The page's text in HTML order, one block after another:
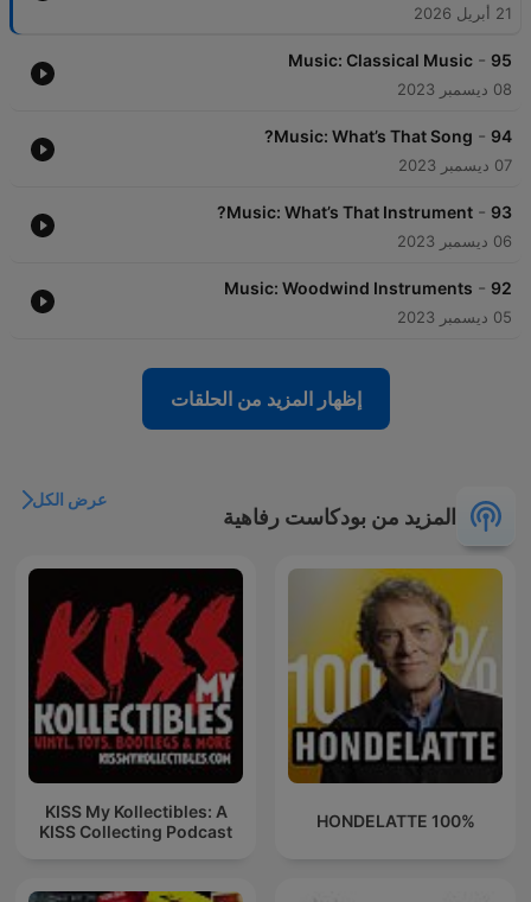
21 أبريل 2026
95
-
Music: Classical Music
08 ديسمبر 2023
94
-
Music: What’s That Song?
07 ديسمبر 2023
93
-
Music: What’s That Instrument?
06 ديسمبر 2023
92
-
Music: Woodwind Instruments
05 ديسمبر 2023
إظهار المزيد من الحلقات
المزيد من بودكاست رفاهية
عرض الكل
100% HONDELATTE
KISS My Kollectibles: A
KISS Collecting Podcast